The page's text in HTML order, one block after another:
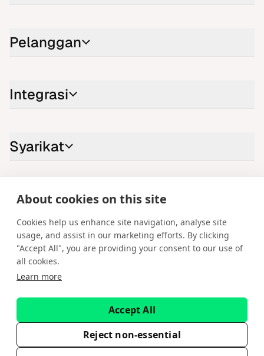
About cookies on this site
Cookies help us enhance site navigation, analyse site
usage, and assist in our marketing efforts. By clicking
"Accept All", you are providing your consent to our use of
all cookies.
Learn more
Accept All
Reject non-essential
Pelanggan
Integrasi
Syarikat
Hubungi kami
LinkedIn
YouTube
X Instagram
Facebook
Bahasa Melayu
Hak Cipta © 2026 Spotware Systems Ltd. cTrader®, Open Trading
Platform®, Chart Streams®, ChartShot®, Traders First®. Hak cipta
platform-sebagai-perkhidmatan (PaaS) dan pembangunan perisian.
Maklumat di laman web ini adalah untuk tujuan maklumat am semata-
mata dan tidak boleh dianggap sebagai nasihat kewangan atau
pelaburan. Spotware tidak menyasarkan pelabur runcit sebagai
pelanggan. Sebarang tindakan berdasarkan maklumat ini adalah atas